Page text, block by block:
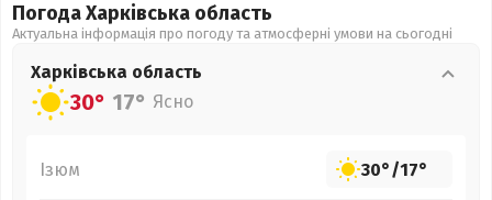
Погода Харківська область
Актуальна інформація про погоду та атмосферні умови на сьогодні
Харківська область
30° 17° Ясно
Ізюм 30°/17°